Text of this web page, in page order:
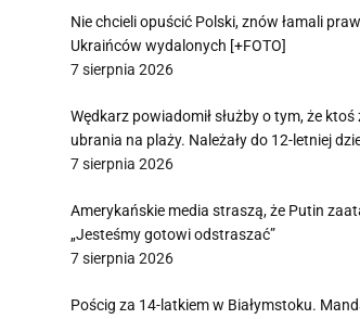
Nie chcieli opuścić Polski, znów łamali
Ukraińców wydalonych [+FOTO]
7 sierpnia 2026
Wędkarz powiadomił służby o tym, że ktoś
ubrania na plaży. Należały do 12-letniej
7 sierpnia 2026
Amerykańskie media straszą, że Putin
„Jesteśmy gotowi odstraszać”
7 sierpnia 2026
Pościg za 14-latkiem w Białymstoku.